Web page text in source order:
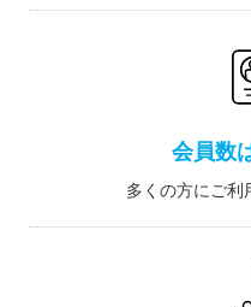
会員数
多くの方にご利